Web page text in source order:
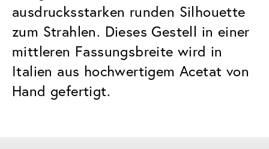
ausdrucksstarken runden Silhouette
zum Strahlen. Dieses Gestell in einer
mittleren Fassungsbreite wird in
Italien aus hochwertigem Acetat von
Hand gefertigt.